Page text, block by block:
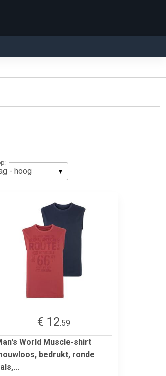
€ 12.59
World Muscle-shirt
bedrukt, ronde